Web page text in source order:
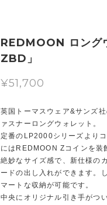
REDMOON ロング
ZBD」
¥51,700
英国トーマスウェア&サンズ
ァスナーロングウォレット。
定番のLP2000シリーズより
にはREDMOON Zコインを装
絶妙なサイズ感で、新仕様の
ードの出し入れができます。
マートな収納が可能です。
中央にオリジナル引き手がつ